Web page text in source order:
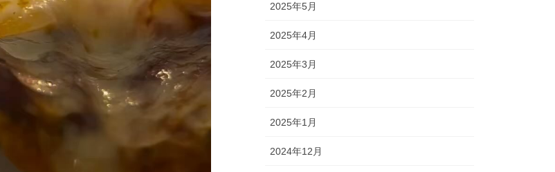
2025年5月
2025年4月
2025年3月
2025年2月
2025年1月
2024年12月